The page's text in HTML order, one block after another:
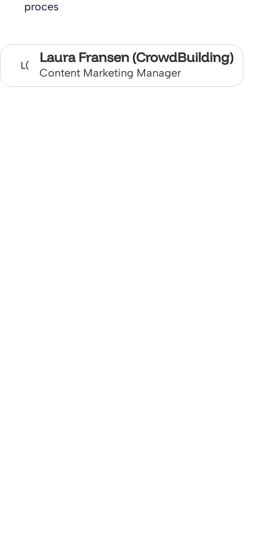
proces
L( Laura Fransen (CrowdBuilding)
Content Marketing Manager